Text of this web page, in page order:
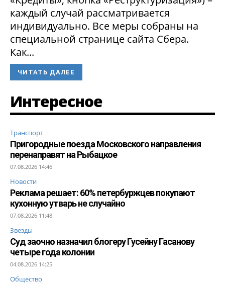
каждый случай рассматривается
индивидуально. Все меры собраны на
специальной странице сайта Сбера.
Как...
ЧИТАТЬ ДАЛЕЕ
Интересное
Транспорт
Пригородные поезда Московского направления
перенаправят на Рыбацкое
07.08.2026 14:46
Новости
Реклама решает: 60% петербуржцев покупают
кухонную утварь не случайно
07.08.2026 11:48
Звезды
Суд заочно назначил блогеру Гусейну Гасанову
четыре года колонии
04.08.2026 14:25
Общество